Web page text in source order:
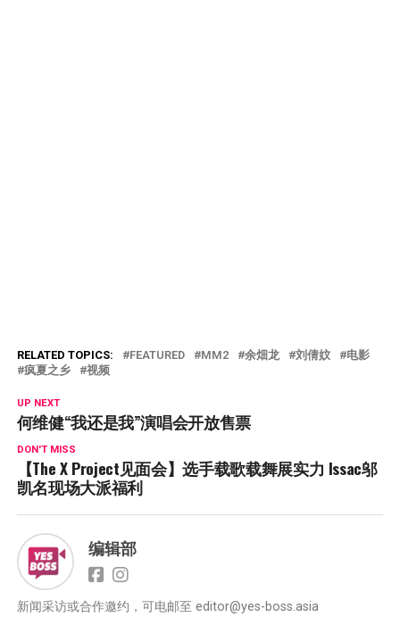
RELATED TOPICS: FEATURED MM2 余畑龙 刘倩妏
电影
疯夏之乡
视频
UP NEXT
何维健“我还是我”演唱会开放售票
DON'T MISS
【The X Project见面会】选手载歌载舞展实力 Issac邬
凯名现场大派福利
编辑部
新闻采访或合作邀约，可电邮至 editor@yes-boss.asia